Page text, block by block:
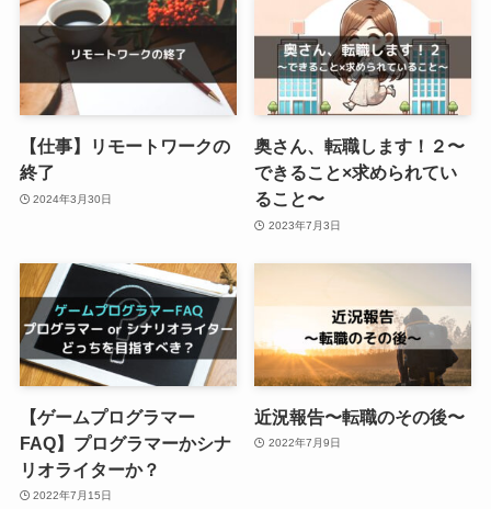
【仕事】リモートワークの
終了
2024年3月30日
奥さん、転職します！２〜
できること×求められてい
ること〜
2023年7月3日
【ゲームプログラマー
FAQ】プログラマーかシナ
リオライターか？
2022年7月15日
近況報告〜転職のその後〜
2022年7月9日